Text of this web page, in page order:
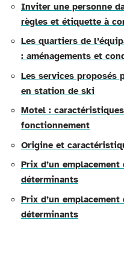
Inviter une personne
règles et étiquette à
Les quartiers de
: aménagements et
Les services proposés
en station de ski
Motel :
fonctionnement
Origine et
Prix d’un
déterminants
Prix d’un
déterminants